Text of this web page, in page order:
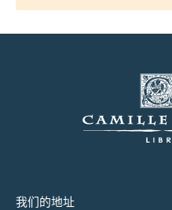
我们的地址